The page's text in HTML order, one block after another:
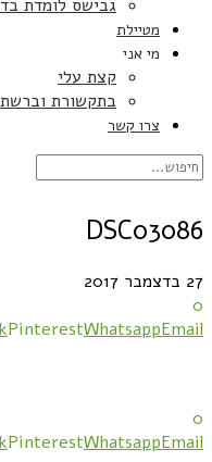
גבישס לומדת
מטיילת
מי אני
קצת עלי
בתקשורת וברשת
צרו קשר
DSC03086
27 בדצמבר 2017
0
PinterestWhatsappEmail
0
PinterestWhatsappEmail